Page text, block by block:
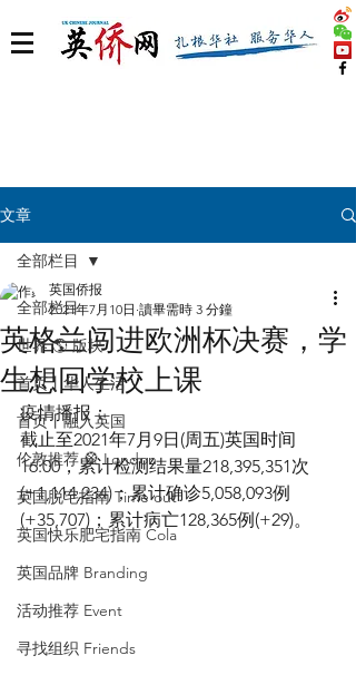
文章
全部栏目
世界 🌎 版块
首页丨华人生活
首页丨融入英国
伦敦推荐 🎡 London
英国脱宅指南 Time out
英国快乐肥宅指南 Cola
英国品牌 Branding
活动推荐 Event
寻找组织 Friends
全部栏目
英格兰闯进欧洲杯决赛，学
生想回学校上课
英国侨报
2021年7月10日 讀畢需時 3 分鐘
疫情播报：
截止至2021年7月9日(周五)英国时间
16:00，累计检测结果量218,395,351次
(+1,114,234)；累计确诊5,058,093例
(+35,707)；累计病亡128,365例(+29)。